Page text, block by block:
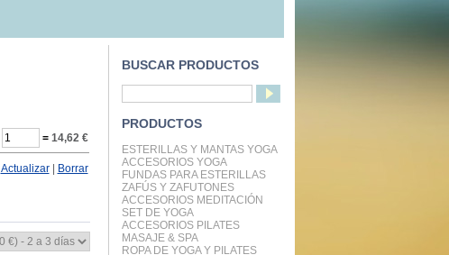
= 14,62 €
Actualizar| Borrar
BUSCAR PRODUCTOS
PRODUCTOS
ESTERILLAS Y MANTAS YOGA
ACCESORIOS YOGA
FUNDAS PARA ESTERILLAS
ZAFÚS Y ZAFUTONES
ACCESORIOS MEDITACIÓN
SET DE YOGA
ACCESORIOS PILATES
MASAJE & SPA
ROPA DE YOGA Y PILATES